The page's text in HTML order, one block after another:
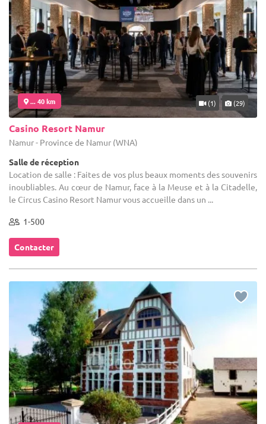
... 40 km (1) (29)
Casino Resort Namur
Namur - Province de Namur (WNA)
Salle de réception
Location de salle : Faites de vos plus beaux moments des souvenirs
inoubliables. Au cœur de Namur, face à la Meuse et à la Citadelle,
le Circus Casino Resort Namur vous accueille dans un ...
1-500
Contacter